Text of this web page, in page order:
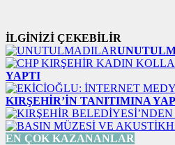
İLGİNİZİ ÇEKEBİLİR
YAPTI
KIRŞEHİR’İN TANITIMINA
EN ÇOK KAZANANLAR